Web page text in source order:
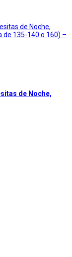
de Noche,